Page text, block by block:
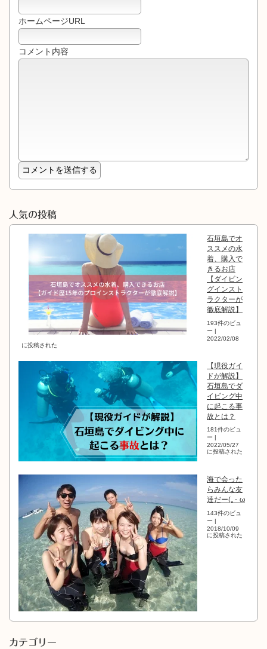
ホームページURL
コメント内容
人気の投稿
石垣島でオ
ススメの水
着、購入で
きるお店
【ダイビン
グインスト
ラクターが
徹底解説】
193件のビュ
ー |
2022/02/08
に投稿された
【現役ガイ
ドが解説】
石垣島でダ
イビング中
に起こる事
故とは？
181件のビュ
ー |
2022/05/27
に投稿された
海で会った
らみんな友
達だー(｡･ ω
143件のビュ
ー |
2018/10/09
に投稿された
カテゴリー